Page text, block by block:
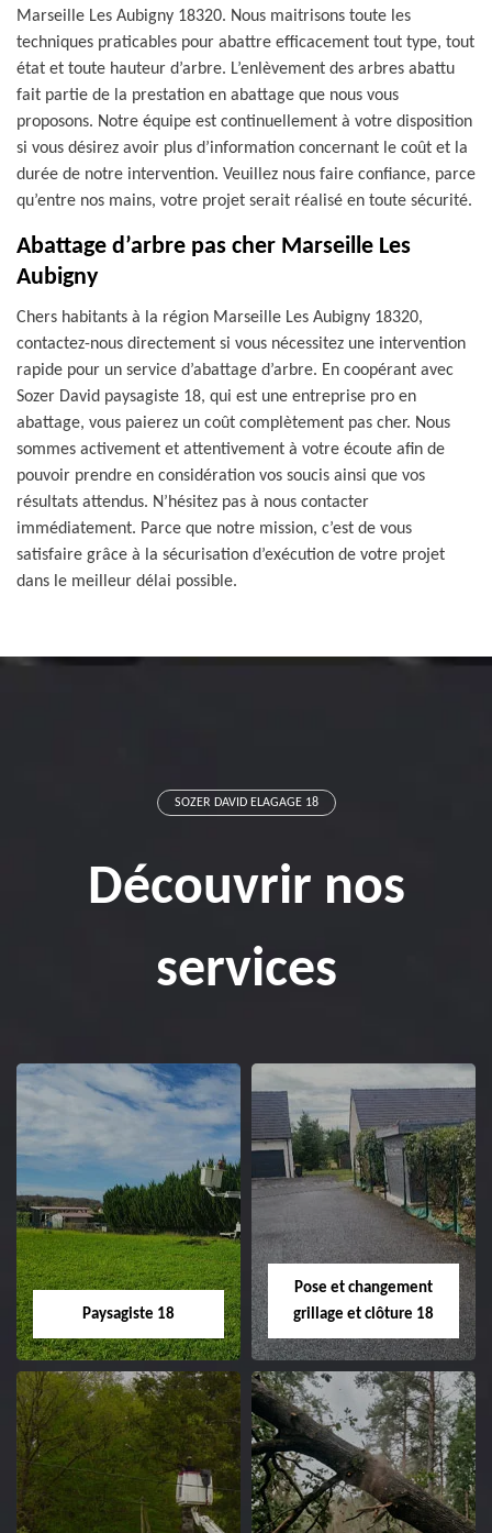
Marseille Les Aubigny 18320. Nous maitrisons toute les
techniques praticables pour abattre efficacement tout type, tout
état et toute hauteur d’arbre. L’enlèvement des arbres abattu
fait partie de la prestation en abattage que nous vous
proposons. Notre équipe est continuellement à votre disposition
si vous désirez avoir plus d’information concernant le coût et la
durée de notre intervention. Veuillez nous faire confiance, parce
qu’entre nos mains, votre projet serait réalisé en toute sécurité.
Abattage d’arbre pas cher Marseille Les
Aubigny
Chers habitants à la région Marseille Les Aubigny 18320,
contactez-nous directement si vous nécessitez une intervention
rapide pour un service d’abattage d’arbre. En coopérant avec
Sozer David paysagiste 18, qui est une entreprise pro en
abattage, vous paierez un coût complètement pas cher. Nous
sommes activement et attentivement à votre écoute afin de
pouvoir prendre en considération vos soucis ainsi que vos
résultats attendus. N’hésitez pas à nous contacter
immédiatement. Parce que notre mission, c’est de vous
satisfaire grâce à la sécurisation d’exécution de votre projet
dans le meilleur délai possible.
SOZER DAVID ELAGAGE 18
Découvrir nos
services
Paysagiste 18
Paysagiste 18
Artisan paysagiste 18
Pose et changement
grillage et clôture 18
Pose et
changement